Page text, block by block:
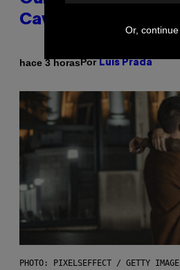
Cavemen Did
hace 3 horasPor Luis Prada
PHOTO: PIXELSEFFECT / GETTY
Or,